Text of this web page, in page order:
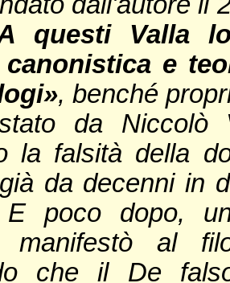
questi Valla
canonistica e
, benché
da
la falsità della
da decenni in
E poco dopo,
manifestò al
che il De